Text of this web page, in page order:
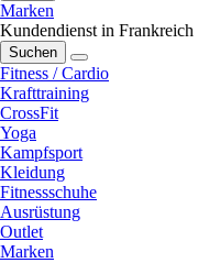
Marken
Kundendienst in Frankreich
Suchen
Fitness / Cardio
Krafttraining
CrossFit
Yoga
Kampfsport
Kleidung
Fitnessschuhe
Ausrüstung
Outlet
Marken